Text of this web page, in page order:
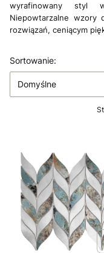
wyrafinowany styl
Niepowtarzalne wzory
rozwiązań, ceniącym
Lista produktów
Sortowanie:
Domyślne